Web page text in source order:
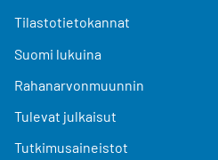
Tilastotietokannat
Suomi lukuina
Rahanarvonmuunnin
Tulevat julkaisut
Tutkimusaineistot